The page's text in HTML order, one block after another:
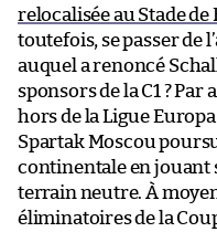
relocalisée au Stade de
toutefois, se passer de
auquel a renoncé
sponsors de la C1 ?
hors de la Ligue
Spartak Moscou
continentale en jouant
terrain neutre. À
éliminatoires de la